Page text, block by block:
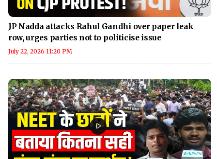
JP Nadda attacks Rahul Gandhi over paper leak
row, urges parties not to politicise issue
July 22, 2026 11:20 PM